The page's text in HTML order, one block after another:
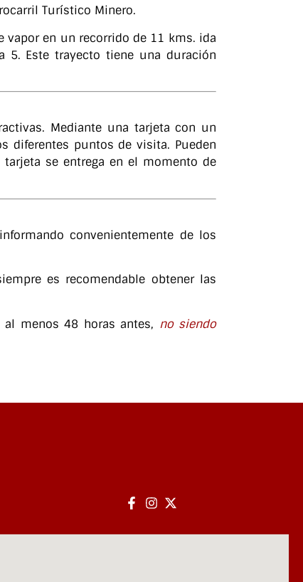
Turístico Minero.
vapor en un recorrido de 11 kms. ida
5. Este trayecto tiene una duración
Mediante una tarjeta con un
diferentes puntos de visita. Pueden
se entrega en el momento de
convenientemente de los
es recomendable obtener las
menos 48 horas antes, no siendo